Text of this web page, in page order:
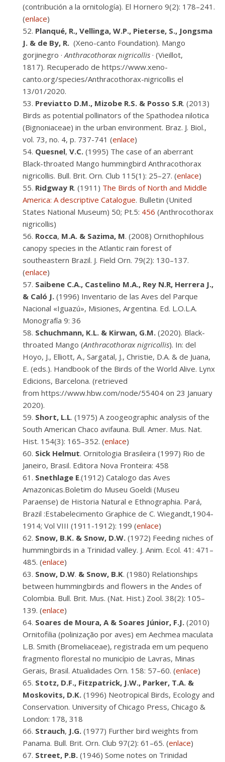
(contribución a la ornitología). El Hornero 9(2): 178–241.
(enlace)
Planqué, R., Vellinga, W.P., Pieterse, S., Jongsma
J. & de By, R. (Xeno-canto Foundation). Mango
gorjinegro ·Anthracothorax nigricollis · (Vieillot,
1817). Recuperado de https://www.xeno-
canto.org/species/Anthracothorax-nigricollis el
13/01/2020.
Previatto D.M., Mizobe R.S. & Posso S.R. (2013)
Birds as potential pollinators of the Spathodea nilotica
(Bignoniaceae) in the urban environment. Braz. J. Biol.,
vol. 73, no. 4, p. 737-741 (enlace)
Quesnel, V.C. (1995) The case of an aberrant
Black-throated Mango hummingbird Anthracothorax
nigricollis. Bull. Brit. Orn. Club 115(1): 25–27. (enlace)
Ridgway R. (1911) The Birds of North and Middle
America: A descriptive Catalogue. Bulletin (United
States National Museum) 50; Pt.5: 456 (Anthrocothorax
nigricollis)
Rocca, M.A. & Sazima, M. (2008) Ornithophilous
canopy species in the Atlantic rain forest of
southeastern Brazil. J. Field Orn. 79(2): 130–137.
(enlace)
Saibene C.A., Castelino M.A., Rey N.R, Herrera J.,
& Caló J. (1996) Inventario de las Aves del Parque
Nacional «Iguazú», Misiones, Argentina. Ed. L.O.L.A.
Monografía 9: 36
Schuchmann, K.L. & Kirwan, G.M. (2020). Black-
throated Mango (Anthracothorax nigricollis). In: del
Hoyo, J., Elliott, A., Sargatal, J., Christie, D.A. & de Juana,
E. (eds.). Handbook of the Birds of the World Alive. Lynx
Edicions, Barcelona. (retrieved
from https://www.hbw.com/node/55404 on 23 January
2020).
Short, L.L. (1975) A zoogeographic analysis of the
South American Chaco avifauna. Bull. Amer. Mus. Nat.
Hist. 154(3): 165–352. (enlace)
Sick Helmut. Ornitologia Brasileira (1997) Rio de
Janeiro, Brasil. Editora Nova Fronteira: 458
Snethlage E.(1912) Catalogo das Aves
Amazonicas.Boletim do Museu Goeldi (Museu
Paraense) de Historia Natural e Ethnographia. Pará,
Brazil :Estabelecimento Graphice de C. Wiegandt,1904-
1914; Vol VIII (1911-1912): 199 (enlace)
Snow, B.K. & Snow, D.W. (1972) Feeding niches of
hummingbirds in a Trinidad valley. J. Anim. Ecol. 41: 471–
485. (enlace)
Snow, D.W. & Snow, B.K. (1980) Relationships
between hummingbirds and flowers in the Andes of
Colombia. Bull. Brit. Mus. (Nat. Hist.) Zool. 38(2): 105–
139. (enlace)
Soares de Moura, A & Soares Júnior, F.J. (2010)
Ornitofilia (polinização por aves) em Aechmea maculata
L.B. Smith (Bromeliaceae), registrada em um pequeno
fragmento florestal no município de Lavras, Minas
Gerais, Brasil. Atualidades Orn. 158: 57–60. (enlace)
Stotz, D.F., Fitzpatrick, J.W., Parker, T.A. &
Moskovits, D.K. (1996) Neotropical Birds, Ecology and
Conservation. University of Chicago Press, Chicago &
London: 178, 318
Strauch, J.G. (1977) Further bird weights from
Panama. Bull. Brit. Orn. Club 97(2): 61–65. (enlace)
Street, P.B. (1946) Some notes on Trinidad